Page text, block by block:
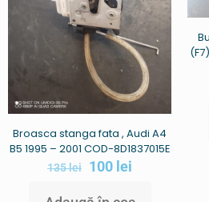
Broasca stanga fata , Audi A4
B5 1995 – 2001 COD-8D1837015E
135lei 100 lei